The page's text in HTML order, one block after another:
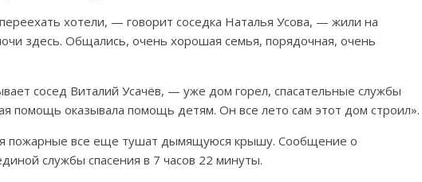
хотели, — говорит соседка Наталья Усова, — жили на
здесь. Общались, очень хорошая семья, порядочная, очень
сосед Виталий Усачёв, — уже дом горел, спасательные службы
помощь оказывала помощь детям. Он все лето сам этот дом строил».
пожарные все еще тушат дымящуюся крышу. Сообщение о
службы спасения в 7 часов 22 минуты.